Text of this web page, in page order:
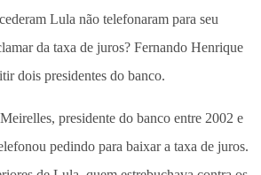
Lula não telefonaram para seu
da taxa de juros? Fernando Henrique
dois presidentes do banco.
presidente do banco entre 2002 e
pedindo para baixar a taxa de juros.